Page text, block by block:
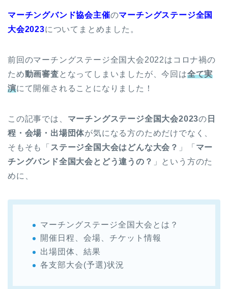
マーチングバンド協会主催のマーチングステージ全国
大会2023についてまとめました。
前回のマーチングステージ全国大会2022はコロナ禍の
ため動画審査 となってしまいましたが、今回は全て実
演にて開催されることになりました！
この記事では、 マーチングステージ全国大会2023の 日
程・会場・出場団体が気になる方のためだけでなく、
そもそも「 ステージ全国大会はどんな大会？ 」「 マー
チングバンド全国大会とどう違うの？ 」という方のた
めに、
マーチングステージ全国大会とは？
開催日程、会場、チケット情報
出場団体、結果
各支部大会(予選)状況